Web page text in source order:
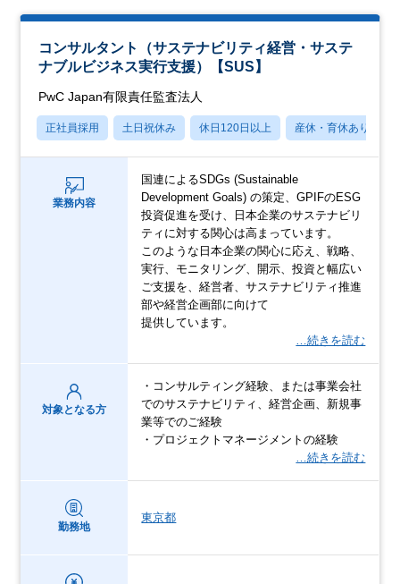
コンサルタント（サステナビリティ経営・サステ
ナブルビジネス実行支援）【SUS】
PwC Japan有限責任監査法人
正社員採用 土日祝休み 休日120日以上 産休・育休あり
業務内容
国連によるSDGs (Sustainable
Development Goals) の策定、GPIFのESG
投資促進を受け、日本企業のサステナビリ
ティに対する関心は高まっています。
このような日本企業の関心に応え、戦略、
実行、モニタリング、開示、投資と幅広い
ご支援を、経営者、サステナビリティ推進
部や経営企画部に向けて
提供しています。
…続きを読む
対象となる方
・コンサルティング経験、または事業会社
でのサステナビリティ、経営企画、新規事
業等でのご経験
・プロジェクトマネージメントの経験
…続きを読む
勤務地
東京都